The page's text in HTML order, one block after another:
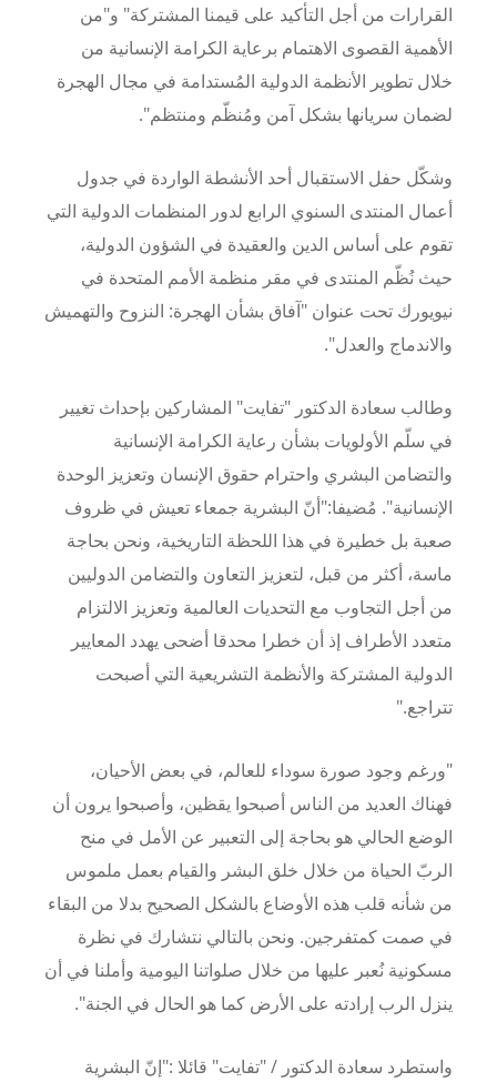
القرارات من أجل التأكيد على قيمنا المشتركة" و"من
الأهمية القصوى الاهتمام برعاية الكرامة الإنسانية من
خلال تطوير الأنظمة الدولية المُستدامة في مجال الهجرة
لضمان سريانها بشكل آمن ومُنظّم ومنتظم".
وشكّل حفل الاستقبال أحد الأنشطة الواردة في جدول
أعمال المنتدى السنوي الرابع لدور المنظمات الدولية التي
تقوم على أساس الدين والعقيدة في الشؤون الدولية،
حيث نُظّم المنتدى في مقر منظمة الأمم المتحدة في
نيويورك تحت عنوان "آفاق بشأن الهجرة: النزوح والتهميش
والاندماج والعدل".
وطالب سعادة الدكتور "تفايت" المشاركين بإحداث تغيير
في سلّم الأولويات بشأن رعاية الكرامة الإنسانية
والتضامن البشري واحترام حقوق الإنسان وتعزيز الوحدة
الإنسانية". مُضيفا:"أنّ البشرية جمعاء تعيش في ظروف
صعبة بل خطيرة في هذا اللحظة التاريخية، ونحن بحاجة
ماسة، أكثر من قبل، لتعزيز التعاون والتضامن الدوليين
من أجل التجاوب مع التحديات العالمية وتعزيز الالتزام
متعدد الأطراف إذ أن خطرا محدقا أضحى يهدد المعايير
الدولية المشتركة والأنظمة التشريعية التي أصبحت
تتراجع."
"ورغم وجود صورة سوداء للعالم، في بعض الأحيان،
فهناك العديد من الناس أصبحوا يقظين، وأصبحوا يرون أن
الوضع الحالي هو بحاجة إلى التعبير عن الأمل في منح
الربّ الحياة من خلال خلق البشر والقيام بعمل ملموس
من شأنه قلب هذه الأوضاع بالشكل الصحيح بدلا من البقاء
في صمت كمتفرجين. ونحن بالتالي نتشارك في نظرة
مسكونية نُعبر عليها من خلال صلواتنا اليومية وأملنا في أن
ينزل الرب إرادته على الأرض كما هو الحال في الجنة".
واستطرد سعادة الدكتور / "تفايت" قائلا :"إنّ البشرية